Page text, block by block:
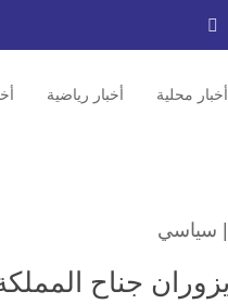
أخبار محلية أخبار رياضية
سياسي